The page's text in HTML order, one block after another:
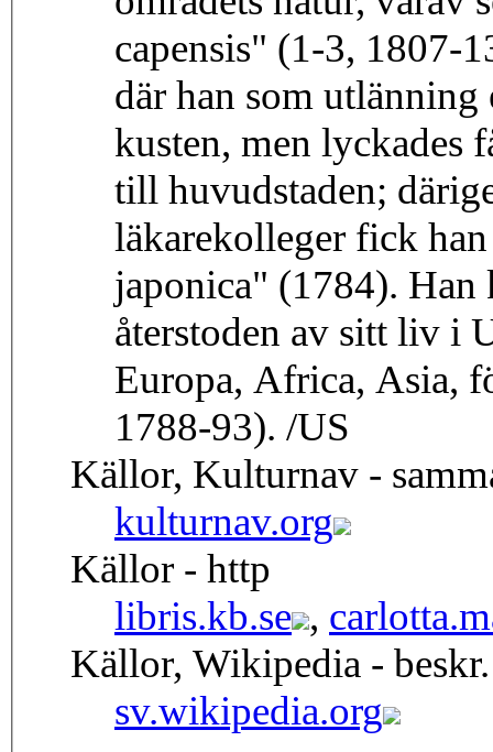
capensis" (1-3, 1807-
där han som
kusten, men lyckades
till huvudstaden;
läkarekolleger fick
japonica" (1784).
återstoden av sitt liv i
Europa, Africa, Asia,
1788-93). /US
Källor, Kulturnav -
kulturnav.org
Källor - http
libris.kb.se ,
Källor, Wikipedia -
sv.wikipedia.org